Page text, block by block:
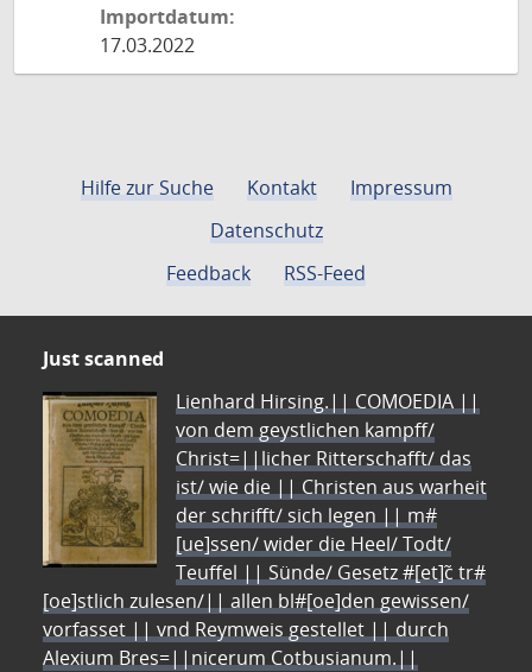
Importdatum:
17.03.2022
Hilfe zur Suche Kontakt
Impressum
Datenschutz
Feedback
RSS-Feed
Just scanned
Lienhard Hirsing.|| COMOEDIA ||
von dem geystlichen kampff/
Christ=||licher Ritterschafft/ das
ist/ wie die || Christen aus warheit
der schrifft/ sich legen || m#
[ue]ssen/ wider die Heel/ Todt/
Teuffel || Sünde/ Gesetz #[et]c̃ tr#
[oe]stlich zulesen/|| allen bl#[oe]den gewissen/
vorfasset || vnd Reymweis gestellet || durch
Alexium Bres=||nicerum Cotbusianum.||